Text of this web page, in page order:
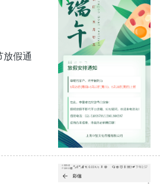
假通